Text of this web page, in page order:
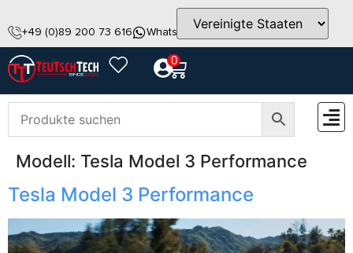
+49 (0)89 200 73 616 WhatsApp info@teutschtech.com
0
Modell: Tesla Model 3 Performance
Tesla Model 3 Performance